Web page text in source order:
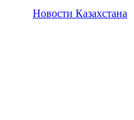
Новости Казахстана